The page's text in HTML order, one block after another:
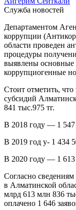
Служба новостей
Департаментом
коррупции
области проведен
процедуры
выявлены
коррупциогенные
Стоит отметить,
субсидий
841 тыс.975 тг.
В 2018 году — 1 547
В 2019 год у- 1 434
В 2020 году — 1 613
Согласно
в Алматинской
млрд 613 млн 836
оплачено 1 646